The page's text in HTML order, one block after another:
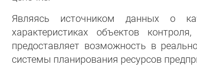
Являясь источником данных о
характеристиках объектов
предоставляет возможность в
системы планирования ресурсов